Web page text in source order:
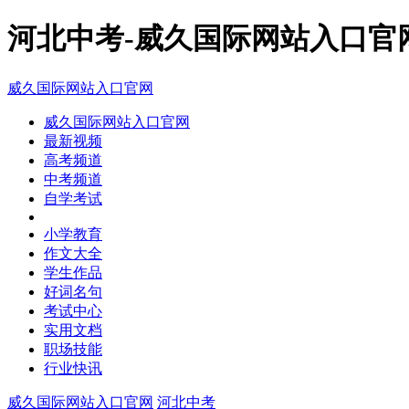
河北中考-威久国际网站入口官
威久国际网站入口官网
威久国际网站入口官网
最新视频
高考频道
中考频道
自学考试
小学教育
作文大全
学生作品
好词名句
考试中心
实用文档
职场技能
行业快讯
威久国际网站入口官网 河北中考